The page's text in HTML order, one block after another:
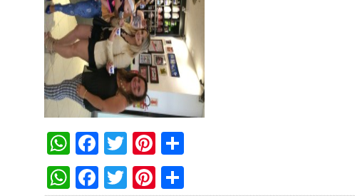
WhatsApp
Facebook
TwitterPinterest
WhatsApp
Facebook
TwitterPinterest